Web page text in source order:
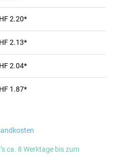
2.20*
2.13*
2.04*
1.87*
ca. 8 Werktage bis zum